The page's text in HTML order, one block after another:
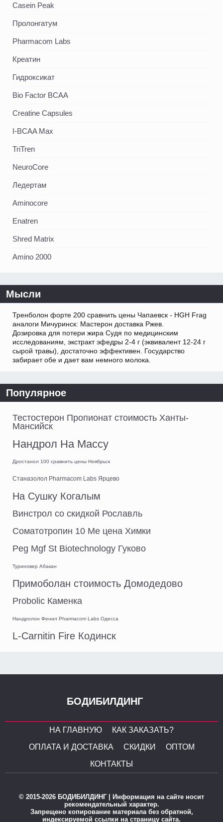
Casein Peak
Пролонгатум
Pharmacom Labs
Креатин
Гидроксикат
Bio Factor BCAA
Creatine Capsules
I-BCAA Max
TriTren
NeuroCore
Ледертам
Aminocore
Enatren
Shred Matrix
Amino 2000
Мысли
Тренболон форте 200 сравнить цены Чапаевск - HGH Frag
аналоги Мичуринск: Мастерон доставка Ржев.
Дозировка для потери жира Судя по медицинским
исследованиям, экстракт эфедры 2-4 г (эквивалент 12-24 г
сырой травы), достаточно эффективен. Государство
забирает обе и дает вам немного молока.
Популярное
Тестостерон Пропионат стоимость Ханты-
Мансийск
Нандрол На Массу
Дростанол 100 сравнить цены Ноябрьск
Станазолол Pharmacom Labs Ярцево
На Сушку Когалым
Винстрол со скидкой Рославль
Соматотропин 10 Me цена Химки
Peg Mgf St Biotechnology Гуково
Туриновер Абакан
Примоболан стоимость Домодедово
Probolic Каменка
Нандролон Фенил Pharmacom Labs Одесса
L-Carnitin Fire Кодинск
БОДИБИЛДИНГ
НА ГЛАВНУЮ
КАК ЗАКАЗАТЬ?
ОПЛАТА И ДОСТАВКА
СКИДКИ
ОПТОМ
КОНТАКТЫ
© 2015-2026 БОДИБИЛДИНГ | Информация на сайте носит
рекомендательный характер.
Запрещено копирование материала без обратной,
индексируемой ссылки на страницу сайта.